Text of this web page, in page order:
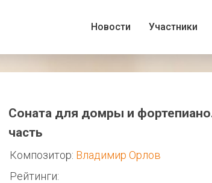
Новости Участники
Соната для домры и
часть
Композитор: Владимир Орлов
Рейтинги: